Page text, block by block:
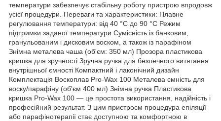
температури забезпечує стабільну роботу пристрою впродовж
усієї процедури. Переваги та характеристики: Плавне
регулювання температури: від 40 °C до 90 °C Режим
підтримки заданої температури Сумісність із банковим,
гранульованим і дисковим воском, а також із парафіном
Знімна металева чаша (об'єм: 350 мл) Прозора пластикова
кришка для зручності Зручна ручка для безпечного витягання
внутрішньої ємності Компактний і лаконічний дизайн
Комплектація Воскоплав Pro-Wax 100 Металева ємність для
воску/парафіну (об'єм 400 мл) Знімна ручка Пластикова
кришка Pro-Wax 100 — це простота використання, надійність і
професійний результат. З цим пристроєм процедура епіляції
або парафінотерапії стає доступною та комфортною в